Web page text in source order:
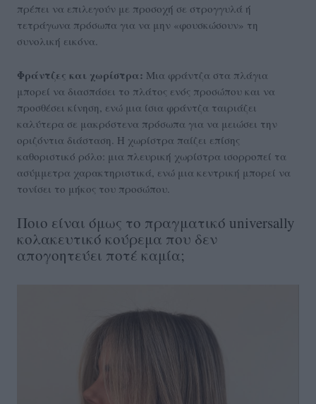
πρέπει να επιλεγούν με προσοχή σε στρογγυλά ή
τετράγωνα πρόσωπα για να μην «φουσκώσουν» τη
συνολική εικόνα.
Φράντζες και χωρίστρα: Μια φράντζα στα πλάγια
μπορεί να διασπάσει το πλάτος ενός προσώπου και να
προσθέσει κίνηση, ενώ μια ίσια φράντζα ταιριάζει
καλύτερα σε μακρόστενα πρόσωπα για να μειώσει την
οριζόντια διάσταση. Η χωρίστρα παίζει επίσης
καθοριστικό ρόλο: μια πλευρική χωρίστρα ισορροπεί τα
ασύμμετρα χαρακτηριστικά, ενώ μια κεντρική μπορεί να
τονίσει το μήκος του προσώπου.
Ποιο είναι όμως το πραγματικό universally
κολακευτικό κούρεμα που δεν
απογοητεύει ποτέ καμία;